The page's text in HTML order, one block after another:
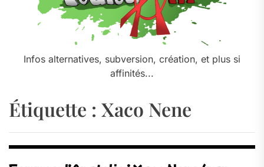
Infos alternatives, subversion, création, et plus si
affinités...
Étiquette : Xaco Nene